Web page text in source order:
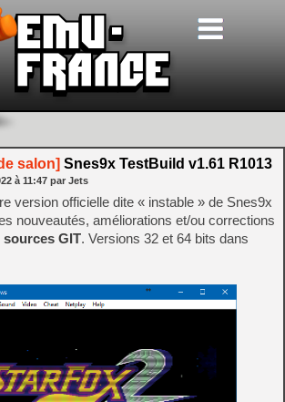
salon] Snes9x TestBuild v1.61 R1013
à 11:47 par Jets
version officielle dite « instable » de Snes9x
nouveautés, améliorations et/ou corrections
sources GIT. Versions 32 et 64 bits dans